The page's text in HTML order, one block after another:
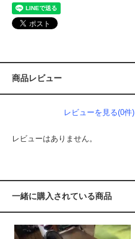
商品レビュー
レビューを見る(0件)
レビューはありません。
一緒に購入されている商品